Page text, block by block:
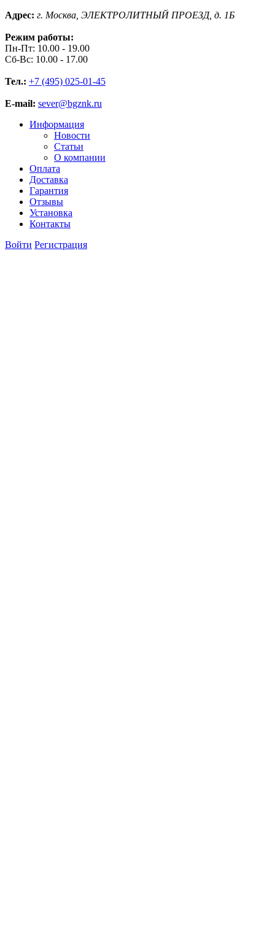
Адрес: г. Москва, ЭЛЕКТРОЛИТНЫЙ ПРОЕЗД, д. 1Б
Режим работы:
Пн-Пт: 10.00 - 19.00
Сб-Вс: 10.00 - 17.00
Тел.: +7 (495) 025-01-45
E-mail: sever@bgznk.ru
Информация
Новости
Статьи
О компании
Оплата
Доставка
Гарантия
Отзывы
Установка
Контакты
Войти Регистрация